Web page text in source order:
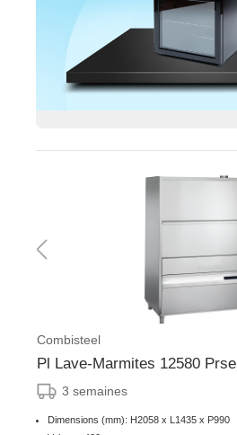
Combisteel
Pl Lave-Marmites 12580 Prse
3 semaines
Dimensions (mm): H2058 x L1435 x P990